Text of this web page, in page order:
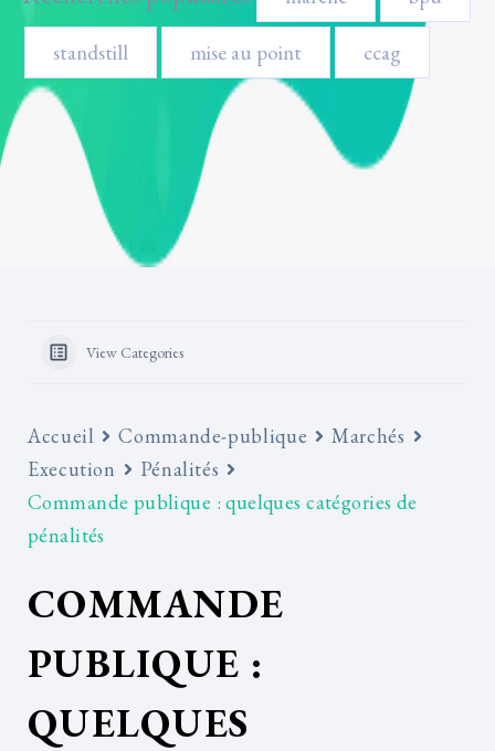
standstill mise au point ccag
View Categories
Accueil Commande-publique
Marchés
Execution
Pénalités
Commande publique : quelques catégories de
pénalités
COMMANDE
PUBLIQUE :
QUELQUES